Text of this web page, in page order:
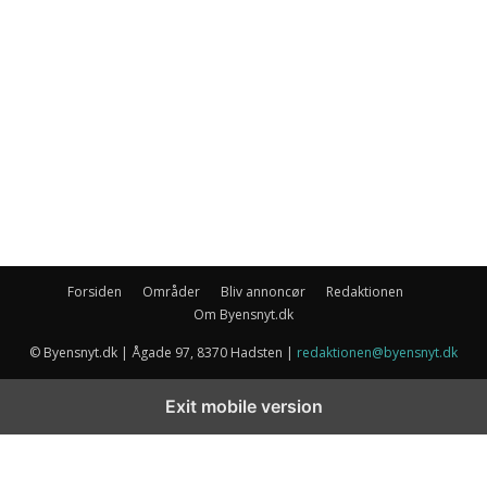
Forsiden Områder Bliv annoncør
Redaktionen
Om Byensnyt.dk
© Byensnyt.dk | Ågade 97, 8370 Hadsten | redaktionen@byensnyt.dk
Exit mobile version